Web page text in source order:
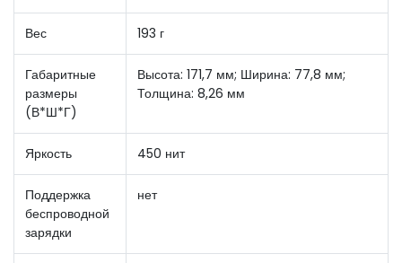
Вес 193 г
Габаритные
размеры
(В*Ш*Г)
Высота: 171,7 мм; Ширина: 77,8 мм;
Толщина: 8,26 мм
Яркость 450 нит
Поддержка
беспроводной
зарядки
нет